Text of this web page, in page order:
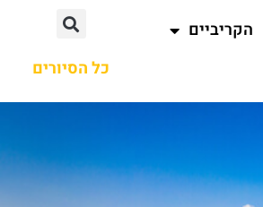
הקריביים
כל הסיורים